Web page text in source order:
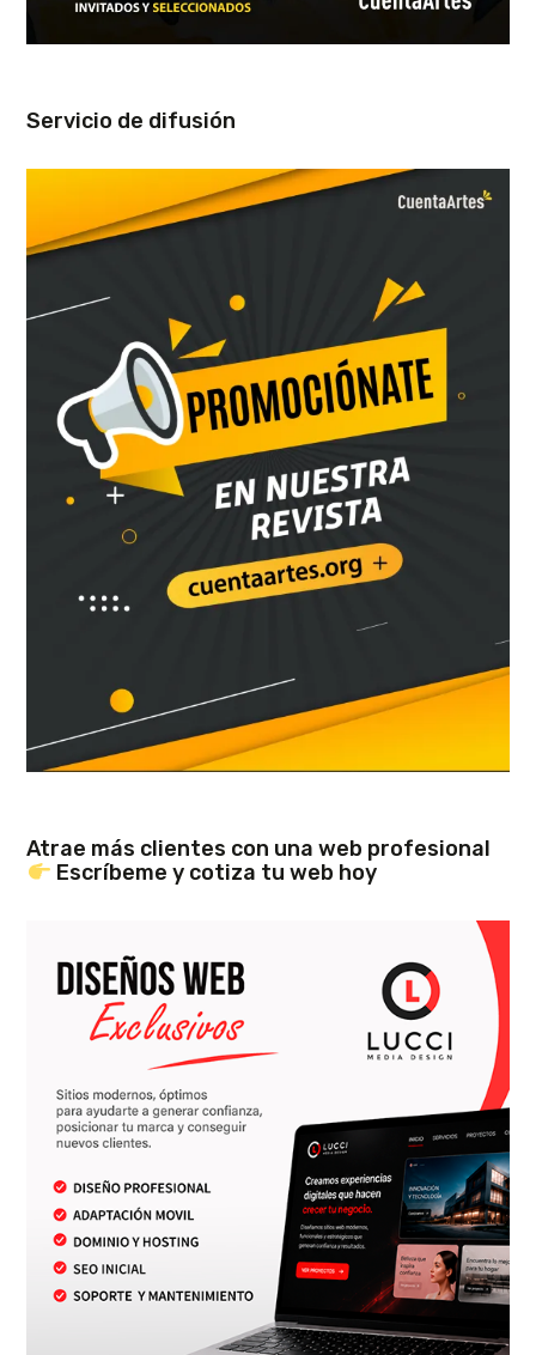
Servicio de difusión
Atrae más clientes con una web profesional
Escríbeme y cotiza tu web hoy